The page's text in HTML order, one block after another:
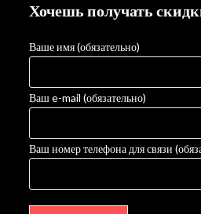
Хочешь получать
Ваше имя (обязательно)
Ваш e-mail (обязательно)
Ваш номер телефона для связи